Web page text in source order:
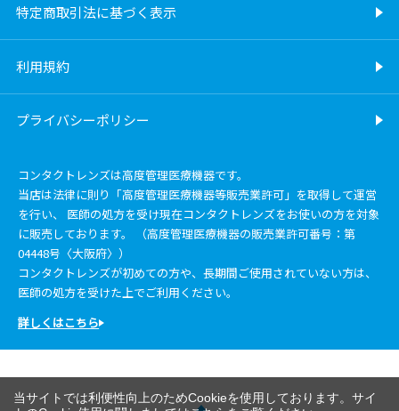
特定商取引法に基づく表示
利用規約
プライバシーポリシー
コンタクトレンズは高度管理医療機器です。
当店は法律に則り「高度管理医療機器等販売業許可」を取得して運営
を行い、 医師の処方を受け現在コンタクトレンズをお使いの方を対象
に販売しております。 （高度管理医療機器の販売業許可番号：第
04448号〈大阪府〉）
コンタクトレンズが初めての方や、長期間ご使用されていない方は、
医師の処方を受けた上でご利用ください。
詳しくはこちら
当サイトでは利便性向上のためCookieを使用しております。サイ